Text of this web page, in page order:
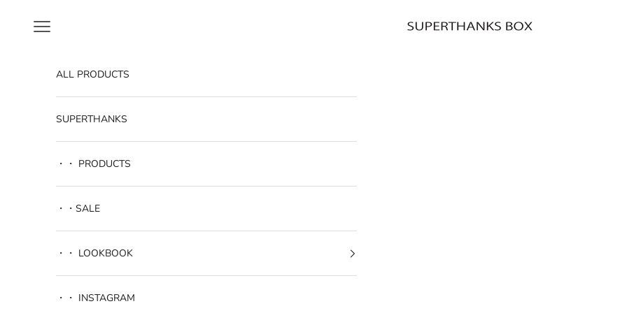
SUPERTHANKS BOX
メニュー
ALL PRODUCTS
SUPERTHANKS
・・ PRODUCTS
・・SALE
・・ LOOKBOOK
・・ INSTAGRAM